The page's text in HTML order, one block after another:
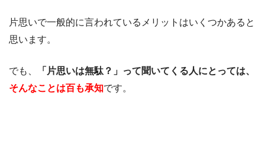
片思いで一般的に言われているメリットはいくつかあると
思います。
でも、
「片思いは無駄？」って聞いてくる人にとっては、
そんなことは百も承知です。